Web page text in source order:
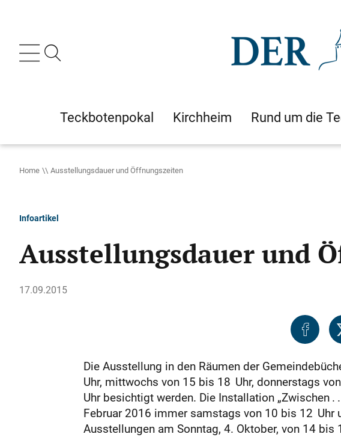
Teckbotenpokal Kirchheim Rund um die
Home Ausstellungsdauer und Öffnungszeiten
Infoartikel
Ausstellungsdauer und
17.09.2015
Die Ausstellung in den Räumen der
Uhr, mittwochs von 15 bis 18 Uhr, donnerstags
Uhr besichtigt werden. Die Installation „Zwischen
Februar 2016 immer samstags von 10 bis 12 Uhr
Ausstellungen am Sonntag, 4. Oktober, von 14